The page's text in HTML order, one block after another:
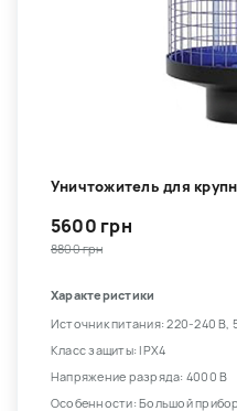
Уничтожитель для
5600 грн
8800 грн
Характеристики
Источник питания: 220-240 В,
Класс защиты: IPX4
Напряжение разряда: 4000 В
Особенности: Большой